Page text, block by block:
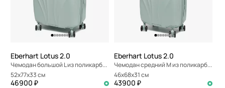
По размеру скидки
По скорости доставки
Eberhart Lotus 2.0
Чемодан большой L из поликарбоната
52x77x33 см
46900 ₽
Eberhart Lotus 2.0
Чемодан средний M из поликарбоната
46x68x31 см
43900 ₽